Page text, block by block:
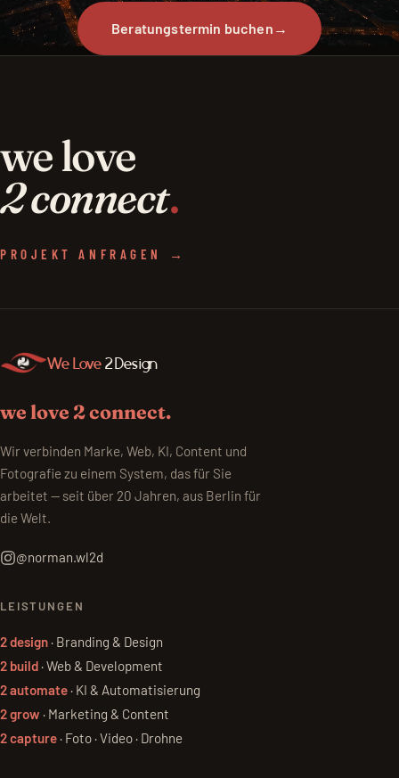
Beratungstermin buchen →
we love
2 connect.
PROJEKT ANFRAGEN →
We Love2 Design
we love 2 connect.
Wir verbinden Marke, Web, KI, Content und
Fotografie zu einem System, das für Sie
arbeitet — seit über 20 Jahren, aus Berlin für
die Welt.
@norman.wl2d
LEISTUNGEN
2 design · Branding & Design
2 build · Web & Development
2 automate · KI & Automatisierung
2 grow · Marketing & Content
2 capture · Foto · Video · Drohne